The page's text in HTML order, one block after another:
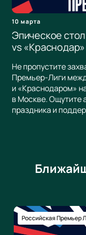
10 марта
Эпическое
vs
Не пропустите
Премьер-Лиги
и «Краснодаром»
в Москве. Ощутите
праздника и
Российская Премьер